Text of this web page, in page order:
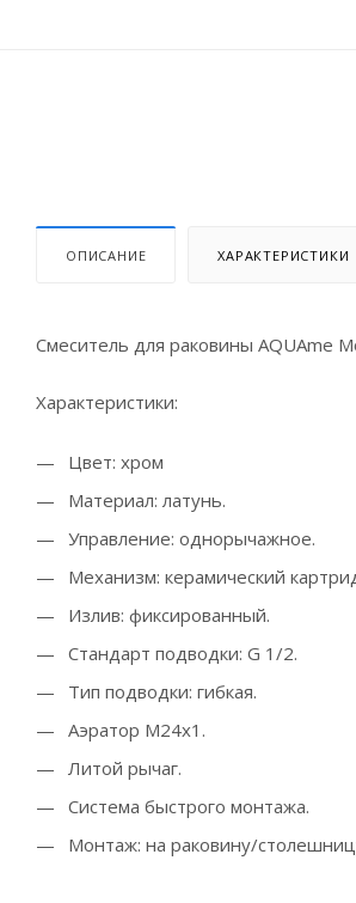
ОПИСАНИЕ ХАРАКТЕРИСТИКИ
Смеситель для раковины AQUAme
Характеристики:
Цвет: хром
Материал: латунь.
Управление: однорычажное.
Механизм: керамический
Излив: фиксированный.
Стандарт подводки: G 1/2.
Тип подводки: гибкая.
Аэратор M24x1.
Литой рычаг.
Система быстрого монтажа.
Монтаж: на раковину/